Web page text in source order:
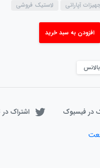
آپاراتی لاستیک فروشی
افزودن به سبد خرید
بالانس
در فیسبوک اشتراک در